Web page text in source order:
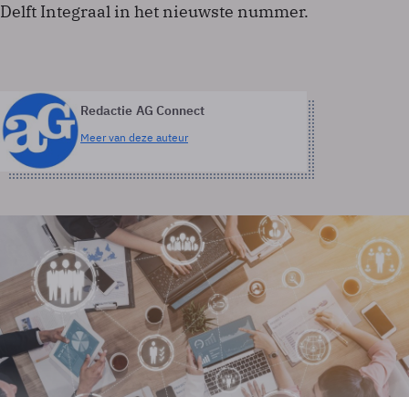
Delft Integraal in het nieuwste nummer.
Redactie AG Connect
Meer van deze auteur